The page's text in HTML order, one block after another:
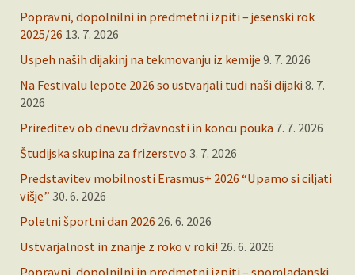
Popravni, dopolnilni in predmetni izpiti – jesenski rok
2025/26 13. 7. 2026
Uspeh naših dijakinj na tekmovanju iz kemije 9. 7. 2026
Na Festivalu lepote 2026 so ustvarjali tudi naši dijaki 8. 7.
2026
Prireditev ob dnevu državnosti in koncu pouka 7. 7. 2026
Študijska skupina za frizerstvo 3. 7. 2026
Predstavitev mobilnosti Erasmus+ 2026 “Upamo si ciljati
višje” 30. 6. 2026
Poletni športni dan 2026 26. 6. 2026
Ustvarjalnost in znanje z roko v roki! 26. 6. 2026
Popravni, dopolnilni in predmetni izpiti – spomladanski